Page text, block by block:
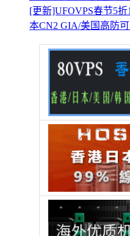
[更新]UFOVPS春节5
本CN2 GIA/美国高防